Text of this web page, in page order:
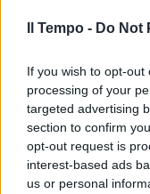
Il Tempo - Do Not
If you wish to opt-
processing of your
targeted advertising
section to confirm
opt-out request is
interest-based ads
us or personal
In evidenza